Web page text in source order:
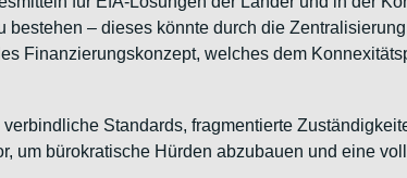
– dieses könnte durch die
Finanzierungskonzept, welches dem
Standards, fragmentierte
bürokratische Hürden abzubauen und eine